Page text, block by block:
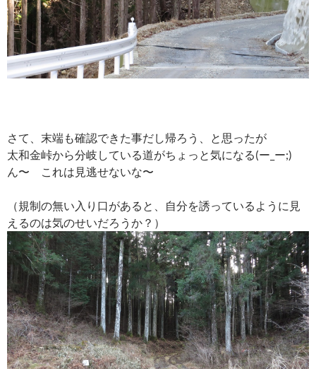
さて、末端も確認できた事だし帰ろう、と思ったが
太和金峠から分岐している道がちょっと気になる(ー_ー;)
ん〜 これは見逃せないな〜
（規制の無い入り口があると、自分を誘っているように見
えるのは気のせいだろうか？）